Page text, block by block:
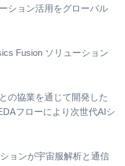
ション活用をグローバル
Fusion ソリューション
の協業を通じて開発した
フローにより次世代AIシ
ョンが宇宙服解析と通信